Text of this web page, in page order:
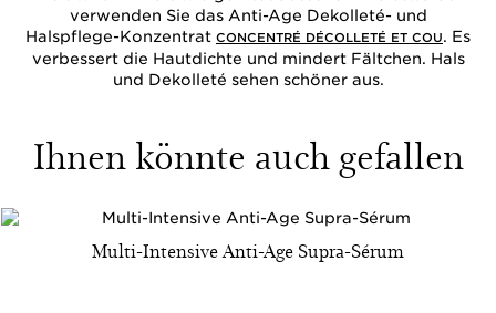
verwenden Sie das Anti-Age Dekolleté- und
Halspflege-Konzentrat CONCENTRÉ DÉCOLLETÉ ET COU. Es
verbessert die Hautdichte und mindert Fältchen. Hals
und Dekolleté sehen schöner aus.
Ihnen könnte auch gefallen
Multi-Intensive Anti-Age Supra-Sérum